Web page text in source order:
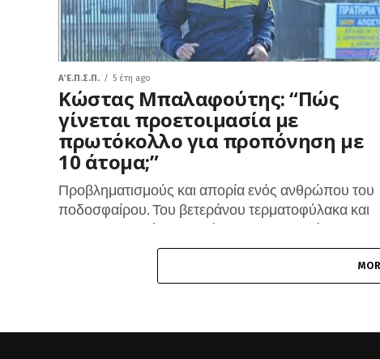
Α΄ Ε.Π.Σ.Π. 5 έτη ago
Κώστας Μπαλαφούτης: “Πώς
γίνεται προετοιμασία με
πρωτόκολλο για προπόνηση με
10 άτομα;”
Προβληματισμούς και απορία ενός ανθρώπου του
ποδοσφαίρου. Του βετεράνου τερματοφύλακα και
νυν προπονητή του Ατρόμητου Κερατσινίου
Κωνσταντίνου Μπαλαφούτη. Ακολουθεί η
ανάρτηση που κοινοποίησε στον προσωπικό του...